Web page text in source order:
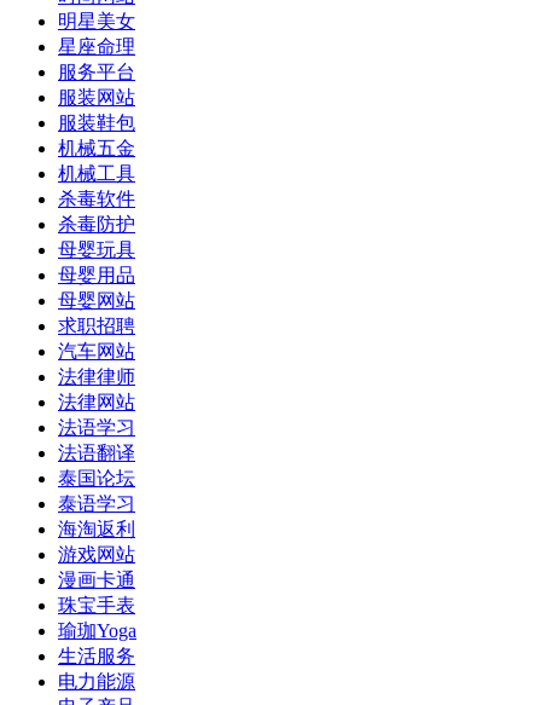
明星美女
星座命理
服务平台
服装网站
服装鞋包
机械五金
机械工具
杀毒软件
杀毒防护
母婴玩具
母婴用品
母婴网站
求职招聘
汽车网站
法律律师
法律网站
法语学习
法语翻译
泰国论坛
泰语学习
海淘返利
游戏网站
漫画卡通
珠宝手表
瑜珈Yoga
生活服务
电力能源